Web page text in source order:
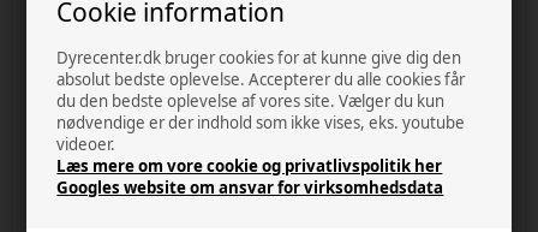
Cookie information
Dyrecenter.dk bruger cookies for at kunne give dig den
absolut bedste oplevelse. Accepterer du alle cookies får
du den bedste oplevelse af vores site. Vælger du kun
nødvendige er der indhold som ikke vises, eks. youtube
videoer.
Læs mere om vore cookie og privatlivspolitik her
Googles website om ansvar for virksomhedsdata
Tilmeld dig